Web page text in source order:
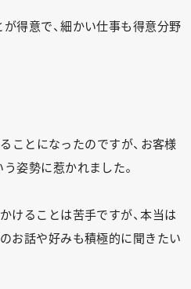
得意で、細かい仕事も得意分野
ことになったのですが、お客様
姿勢に惹かれました。
けることは苦手ですが、本当は
お話や好みも積極的に聞きたい